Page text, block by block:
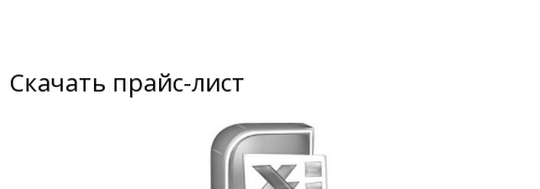
Скачать прайс-лист